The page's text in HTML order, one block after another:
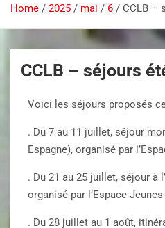
Home 2025 mai 6 CCLB –
CCLB – séjours
Voici les séjours proposés
. Du 7 au 11 juillet, séjour
Espagne), organisé par
. Du 21 au 25 juillet, séjour à
organisé par l’Espace
. Du 28 juillet au 1 août,